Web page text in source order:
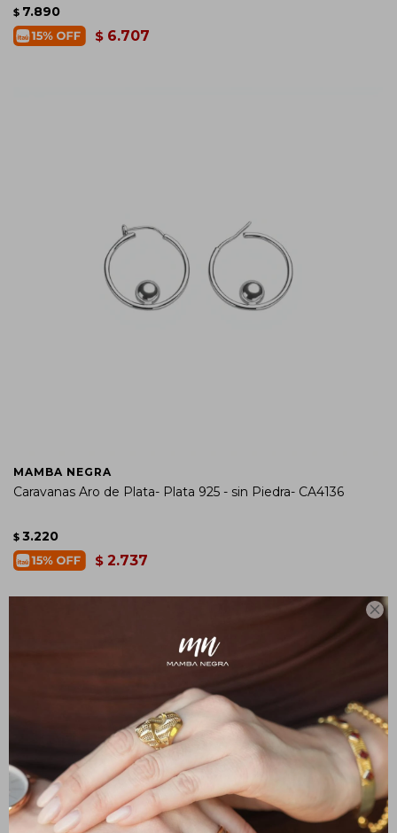

$ 7.890
$ 6.707
MAMBA NEGRA
Caravanas Aro de Plata- Plata 925 - sin Piedra- CA4136
$ 3.220
$ 2.737